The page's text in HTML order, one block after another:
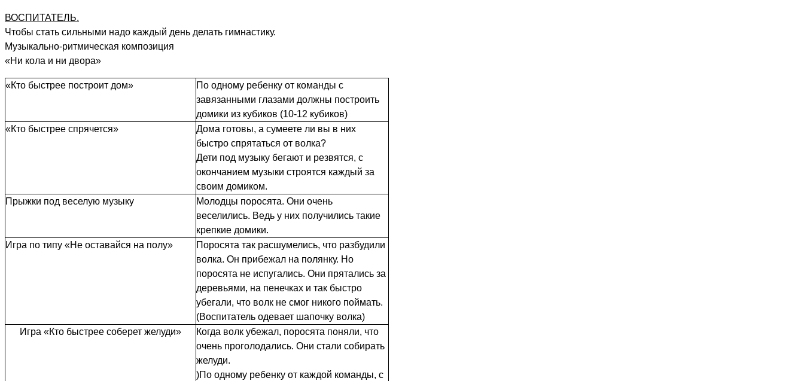
ВОСПИТАТЕЛЬ.
Чтобы стать сильными надо каждый день делать гимнастику.
Музыкально-ритмическая композиция
«Ни кола и ни двора»
«Кто быстрее построит дом»
По одному ребенку от команды с
завязанными глазами должны построить
домики из кубиков (10-12 кубиков)
«Кто быстрее спрячется»
Дома готовы, а сумеете ли вы в них
быстро спрятаться от волка?
Дети под музыку бегают и резвятся, с
окончанием музыки строятся каждый за
своим домиком.
Прыжки под веселую музыку
Молодцы поросята. Они очень
веселились. Ведь у них получились такие
крепкие домики.
Игра по типу «Не оставайся на полу»
Поросята так расшумелись, что разбудили
волка. Он прибежал на полянку. Но
поросята не испугались. Они прятались за
деревьями, на пенечках и так быстро
убегали, что волк не смог никого поймать.
(Воспитатель одевает шапочку волка)
Игра «Кто быстрее соберет желуди»
Когда волк убежал, поросята поняли, что
очень проголодались. Они стали собирать
желуди.
)По одному ребенку от каждой команды, с